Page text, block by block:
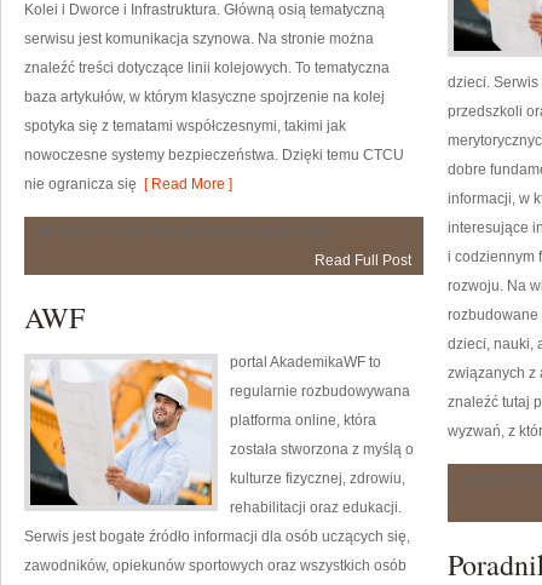
Kolei i Dworce i Infrastruktura. Główną osią tematyczną
serwisu jest komunikacja szynowa. Na stronie można
znaleźć treści dotyczące linii kolejowych. To tematyczna
baza artykułów, w którym klasyczne spojrzenie na kolej
spotyka się z tematami współczesnymi, takimi jak
nowoczesne systemy bezpieczeństwa. Dzięki temu CTCU
nie ogranicza się [ Read More ]
Read Full Post
dzieci. Serwis
przedszkoli
dobre
informacji, w
interesujące
i codziennym
rozwoju. Na
rozbudowane
dzieci, nauki,
związanych z
znaleźć tutaj
wyzwań, z
AWF
portal AkademikaWF to
regularnie rozbudowywana
platforma online, która
została stworzona z myślą o
kulturze fizycznej, zdrowiu,
rehabilitacji oraz edukacji.
Serwis jest bogate źródło informacji dla osób uczących się,
zawodników, opiekunów sportowych oraz wszystkich osób